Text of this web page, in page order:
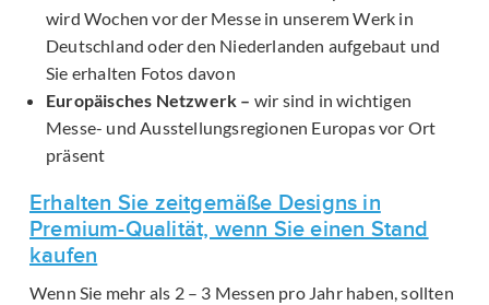
wird Wochen vor der Messe in unserem Werk in
Deutschland oder den Niederlanden aufgebaut und
Sie erhalten Fotos davon
Europäisches Netzwerk – wir sind in wichtigen
Messe- und Ausstellungsregionen Europas vor Ort
präsent
Erhalten Sie zeitgemäße Designs in
Premium-Qualität, wenn Sie einen Stand
kaufen
Wenn Sie mehr als 2 – 3 Messen pro Jahr haben, sollten